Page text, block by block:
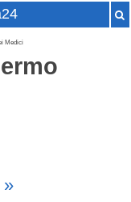
Medici
»